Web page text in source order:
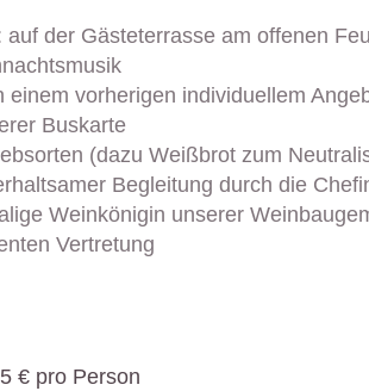
auf der Gästeterrasse am offenen
einem vorherigen individuellem
Buskarte
(dazu Weißbrot zum
Begleitung durch die
Weinkönigin unserer
Vertretung
€ pro Person